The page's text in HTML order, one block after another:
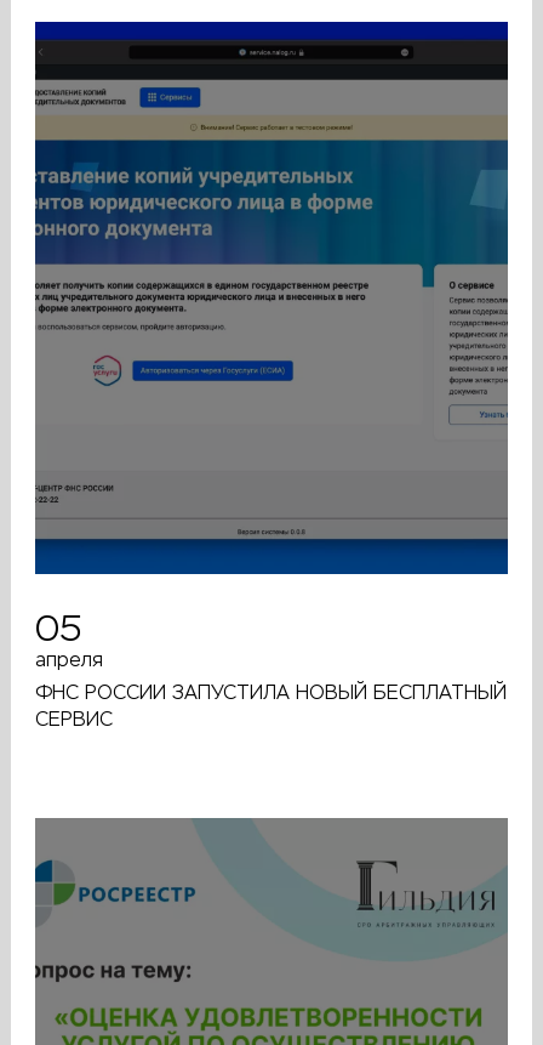
05
апреля
ФНС РОССИИ ЗАПУСТИЛА НОВЫЙ БЕСПЛАТНЫЙ
СЕРВИС